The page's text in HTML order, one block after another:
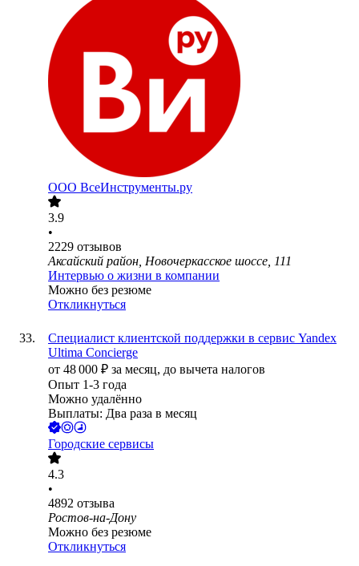
ООО ВсеИнструменты.ру
3.9
•
2229 отзывов
Аксайский район, Новочеркасское шоссе, 111
Интервью о жизни в компании
Можно без резюме
Откликнуться
Специалист клиентской поддержки в сервис Yandex
Ultima Concierge
от 48 000 ₽ за месяц, до вычета налогов
Опыт 1-3 года
Можно удалённо
Выплаты: Два раза в месяц
Городские сервисы
4.3
•
4892 отзыва
Ростов-на-Дону
Можно без резюме
Откликнуться